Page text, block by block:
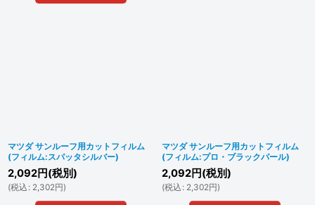
マツダ サンルーフ用カットフィルム
(フィルム:スパッタシルバー)
2,092円(税別)
(税込 : 2,302円)
マツダ サンルーフ用カットフィルム
(フィルム:プロ・ブラックパール)
2,092円(税別)
(税込 : 2,302円)